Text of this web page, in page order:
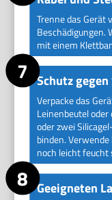
Trenne das Gerät
Beschädigungen.
mit einem
Schutz
Verpacke das
Leinenbeutel
oder zwei
binden.
noch leicht
Geeigneten